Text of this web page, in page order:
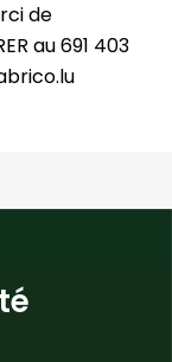
de
au 691 403